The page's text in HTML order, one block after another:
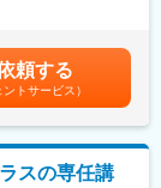
て、スクール運営
せし、ゆくゆく
年収例：420万円
月給30万円＋賞
であり、選考を通
定手当を含めた表
頼する
ントサービス）
スの専任講